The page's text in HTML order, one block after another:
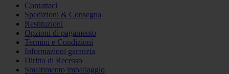
Contattaci
Spedizioni & Consegna
Restituzioni
Opzioni di pagamento
Termini e Condizioni
Informazioni garanzia
Diritto di Recesso
Smaltimento imballaggio